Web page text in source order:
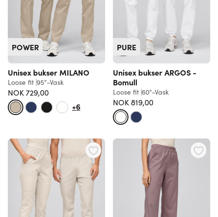
POWER
Unisex bukser MILANO
Loose fit 95°-Vask
NOK 729,00
+6
PURE
Unisex bukser ARGOS -
Bomull
Loose fit 60°-Vask
NOK 819,00